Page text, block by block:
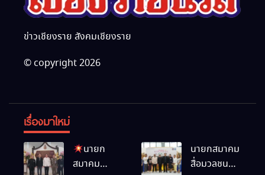
ข่าวเชียงราย สังคมเชียงราย
© copyright 2026
เรื่องมาใหม่
นายก
สมาคม
นายกสมาคม
สื่อมวลชน